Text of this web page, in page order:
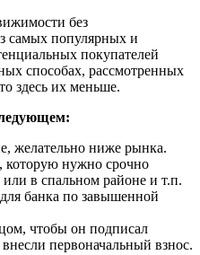
без
самых популярных и
покупателей
способах, рассмотренных
здесь их меньше.
желательно ниже рынка.
которую нужно срочно
в спальном районе и т.п.
банка по завышенной
чтобы он подписал
первоначальный взнос.